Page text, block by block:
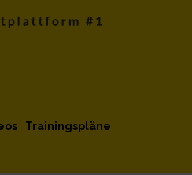
Trainingspläne